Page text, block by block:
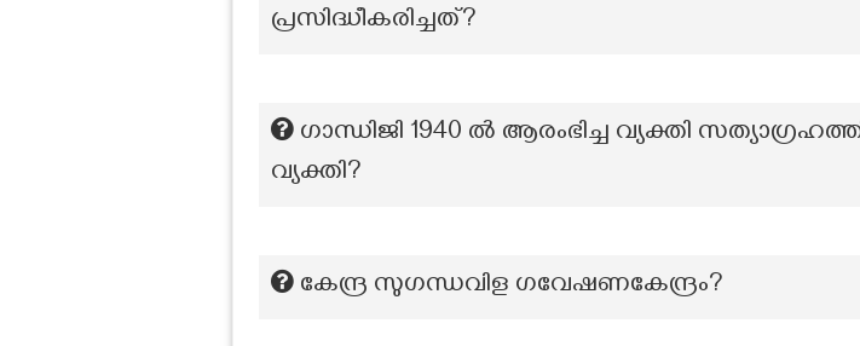
പ്രസിദ്ധീകരിച്ചത്?
ഗാന്ധിജി 1940 ൽ ആരംഭിച്ച വ്യക്തി
വ്യക്തി?
കേന്ദ്ര സുഗന്ധവിള ഗവേഷണകേന്ദ്രം?